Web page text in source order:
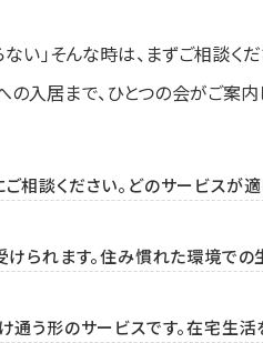
い」そんな時は、まずご相談くだ
入居まで、ひとつの会がご案内
談ください。どのサービスが適
られます。住み慣れた環境での
う形のサービスです。在宅生活